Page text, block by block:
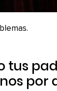
tus
por